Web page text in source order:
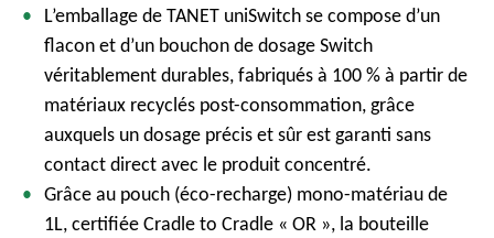
L’emballage de TANET uniSwitch se compose d’un
flacon et d’un bouchon de dosage Switch
véritablement durables, fabriqués à 100 % à partir de
matériaux recyclés post-consommation, grâce
auxquels un dosage précis et sûr est garanti sans
contact direct avec le produit concentré.
Grâce au pouch (éco-recharge) mono-matériau de
1L, certifiée Cradle to Cradle « OR », la bouteille